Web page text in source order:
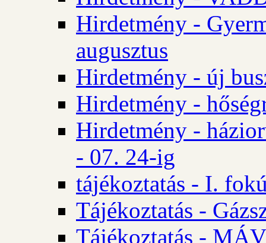
Hirdetmény -
augusztus
Hirdetmény - új
Hirdetmény -
Hirdetmény -
- 07. 24-ig
tájékoztatás - I.
Tájékoztatás -
Tájékoztatás -